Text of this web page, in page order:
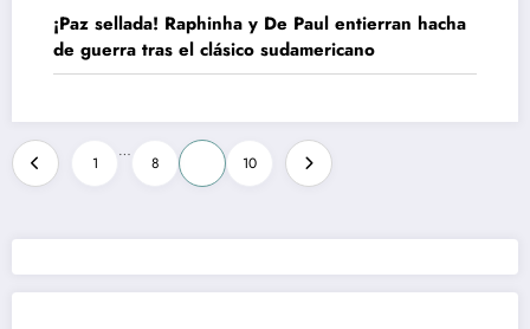
¡Paz sellada! Raphinha y De Paul entierran hacha
de guerra tras el clásico sudamericano
Paginación
de
entradas
1
…
8 10